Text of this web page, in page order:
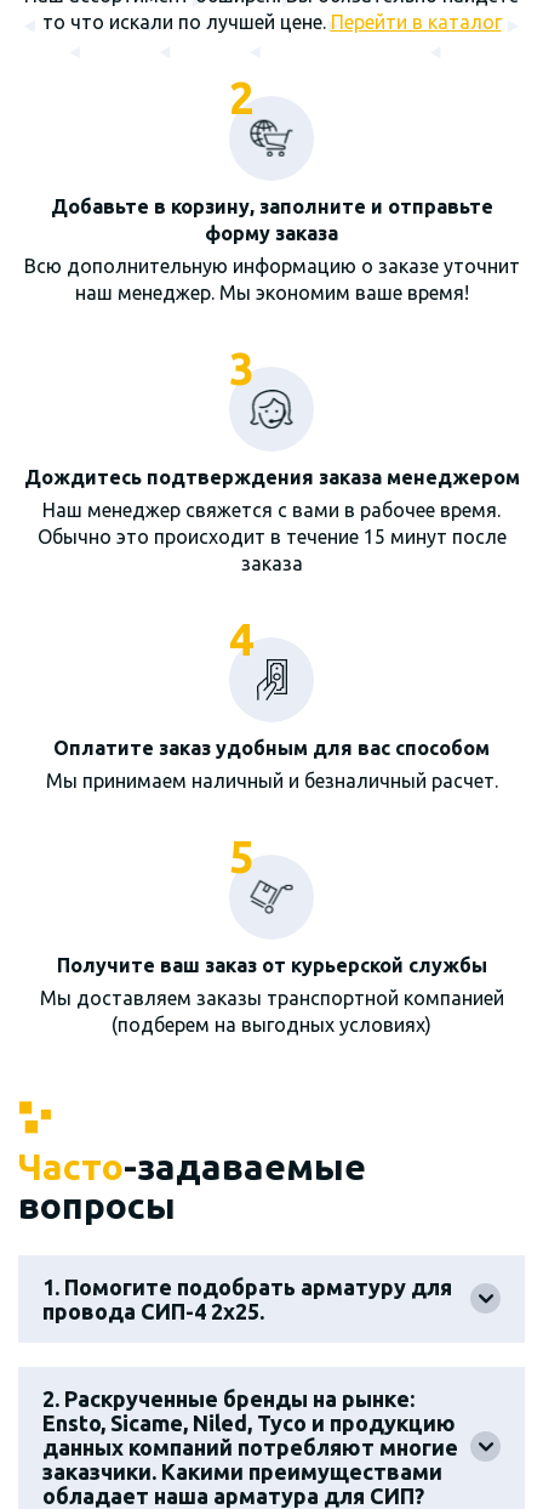
то что искали по лучшей цене. Перейти в каталог
2
Добавьте в корзину, заполните и отправьте
форму заказа
Всю дополнительную информацию о заказе уточнит
наш менеджер. Мы экономим ваше время!
3
Дождитесь подтверждения заказа менеджером
Наш менеджер свяжется с вами в рабочее время.
Обычно это происходит в течение 15 минут после
заказа
4
Оплатите заказ удобным для вас способом
Мы принимаем наличный и безналичный расчет.
5
Получите ваш заказ от курьерской службы
Мы доставляем заказы транспортной компанией
(подберем на выгодных условиях)
Часто-задаваемые
вопросы
1. Помогите подобрать арматуру для
провода СИП-4 2х25.
2. Раскрученные бренды на рынке:
Ensto, Sicame, Niled, Tyco и продукцию
данных компаний потребляют многие
заказчики. Какими преимуществами
обладает наша арматура для СИП?